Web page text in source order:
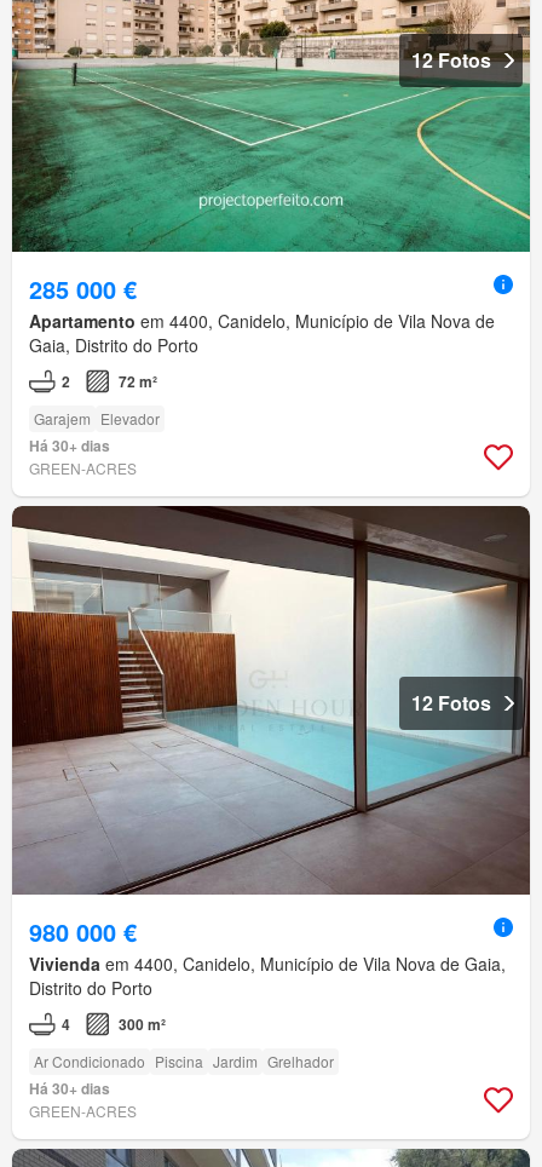
12 Fotos
285 000 €
Apartamento em 4400, Canidelo, Município de Vila Nova de
Gaia, Distrito do Porto
2 72 m²
Garajem Elevador
Há 30+ dias
GREEN-ACRES
12 Fotos
980 000 €
Vivienda em 4400, Canidelo, Município de Vila Nova de Gaia,
Distrito do Porto
4 300 m²
Ar Condicionado Piscina Jardim Grelhador
Há 30+ dias
GREEN-ACRES